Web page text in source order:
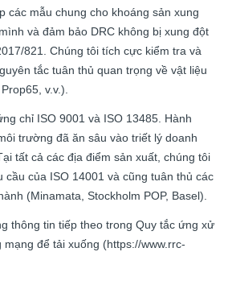
các mẫu chung cho khoáng sản xung
và đảm bảo DRC không bị xung đột
821. Chúng tôi tích cực kiểm tra và
tắc tuân thủ quan trọng về vật liệu
v.v.).
chỉ ISO 9001 và ISO 13485. Hành
trường đã ăn sâu vào triết lý doanh
tất cả các địa điểm sản xuất, chúng tôi
cầu của ISO 14001 và cũng tuân thủ các
(Minamata, Stockholm POP, Basel).
thông tin tiếp theo trong Quy tắc ứng xử
để tải xuống (https://www.rrc-